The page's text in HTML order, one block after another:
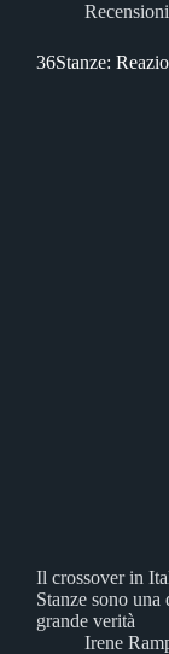
36Stanze:
Il crossover in
Stanze sono
grande verità
Irene